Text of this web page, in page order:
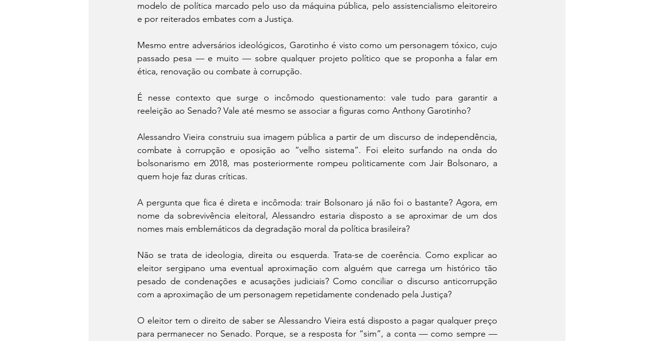
modelo de política marcado pelo uso da máquina pública, pelo assistencialismo eleitoreiro
e por reiterados embates com a Justiça.
Mesmo entre adversários ideológicos, Garotinho é visto como um personagem tóxico, cujo
passado pesa — e muito — sobre qualquer projeto político que se proponha a falar em
ética, renovação ou combate à corrupção.
É nesse contexto que surge o incômodo questionamento: vale tudo para garantir a
reeleição ao Senado? Vale até mesmo se associar a figuras como Anthony Garotinho?
Alessandro Vieira construiu sua imagem pública a partir de um discurso de independência,
combate à corrupção e oposição ao “velho sistema”. Foi eleito surfando na onda do
bolsonarismo em 2018, mas posteriormente rompeu politicamente com Jair Bolsonaro, a
quem hoje faz duras críticas.
A pergunta que fica é direta e incômoda: trair Bolsonaro já não foi o bastante? Agora, em
nome da sobrevivência eleitoral, Alessandro estaria disposto a se aproximar de um dos
nomes mais emblemáticos da degradação moral da política brasileira?
Não se trata de ideologia, direita ou esquerda. Trata-se de coerência. Como explicar ao
eleitor sergipano uma eventual aproximação com alguém que carrega um histórico tão
pesado de condenações e acusações judiciais? Como conciliar o discurso anticorrupção
com a aproximação de um personagem repetidamente condenado pela Justiça?
O eleitor tem o direito de saber se Alessandro Vieira está disposto a pagar qualquer preço
para permanecer no Senado. Porque, se a resposta for “sim”, a conta — como sempre —